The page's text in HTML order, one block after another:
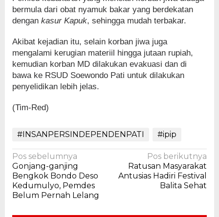
bermula dari obat nyamuk bakar yang berdekatan
dengan kasur Kapuk, sehingga mudah terbakar.
Akibat kejadian itu, selain korban jiwa juga
mengalami kerugian materiil hingga jutaan rupiah,
kemudian korban MD dilakukan evakuasi dan di
bawa ke RSUD Soewondo Pati untuk dilakukan
penyelidikan lebih jelas.
(Tim-Red)
#INSANPERSINDEPENDENPATI #ipip
Navigasi
pos
Pos sebelumnya
Gonjang-ganjing
Bengkok Bondo Deso
Kedumulyo, Pemdes
Belum Pernah Lelang
Pos berikutnya
Ratusan Masyarakat
Antusias Hadiri Festival
Balita Sehat